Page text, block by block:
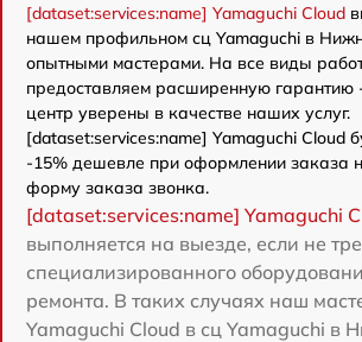
[dataset:services:name] Yamaguchi Cloud
нашем профильном сц Yamaguchi в
опытными мастерами. На все виды
предоставляем расширенную гарантию
центр уверены в качестве наших услуг.
[dataset:services:name] Yamaguchi Cloud
-15% дешевле при оформлении заказа
форму заказа звонка.
[dataset:services:name] Yamaguchi
выполняется на выезде, если не
специализированного
ремонта. В таких случаях наш
Yamaguchi Cloud в сц Yamaguchi в